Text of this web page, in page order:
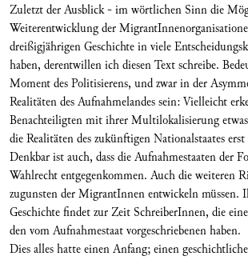
Zuletzt der Ausblick - im wörtlichen Sinn die
Weiterentwicklung der
dreißigjährigen Geschichte in viele
haben, derentwillen ich diesen Text schreibe.
Moment des Politisierens, und zwar in der
Realitäten des Aufnahmelandes sein: Vielleicht
Benachteiligten mit ihrer Multilokalisierung
die Realitäten des zukünftigen Nationalstaates
Denkbar ist auch, dass die Aufnahmestaaten der
Wahlrecht entgegenkommen. Auch die weiteren
zugunsten der MigrantInnen entwickeln müssen.
Geschichte findet zur Zeit SchreiberInnen, die
den vom Aufnahmestaat vorgeschriebenen haben.
Dies alles hatte einen Anfang; einen